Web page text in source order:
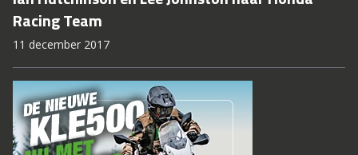
Racing Team
11 december 2017